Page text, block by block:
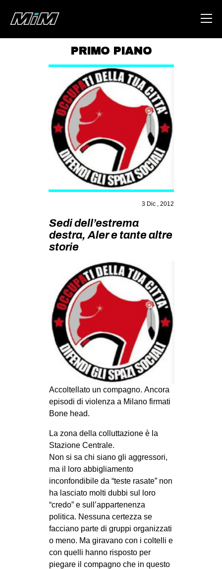
ABOUT
AREA
DEGENERAZIONE
GAZA FREESTYLE
CSOA LAMBRETTA
MSM
STUDENTI TSUNAMI
MILANO
SPAZI
SPORT POPOLARE
MOVIMENTI
AMBIENTE
ANTIFASCISMO
DIRITTO ALL’ABITARE
GENERI
MIGRAZIONI
PRECARIATO
REPRESSIONE
STUDENTI
CULTURE
ARTE
CINEMA
MANIFESTI
MUSICA
RECENSIONI
INTERNAZIONALE
PRIMO PIANO
3 Dic , 2012
Sedi dell’estrema
destra, Aler e tante altre
storie
Accoltellato un compagno. Ancora
episodi di violenza a Milano firmati
Bone head.
La zona della colluttazione è la
Stazione Centrale.
Non si sa chi siano gli aggressori,
ma il loro abbigliamento
inconfondibile da “teste rasate” non
ha lasciato molti dubbi sul loro
“credo” e sull’appartenenza
politica. Nessuna certezza se
facciano parte di gruppi organizzati
o meno. Ma giravano con i coltelli e
con quelli hanno risposto per
piegare il compagno che in questo